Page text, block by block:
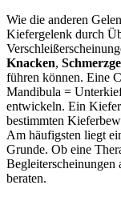
Wie die anderen
Kiefergelenk durch
Knacken,
führen können. Eine
Mandibula =
entwickeln. Ein
bestimmten
Am häufigsten liegt
Grunde. Ob eine
Begleiterscheinungen
beraten.